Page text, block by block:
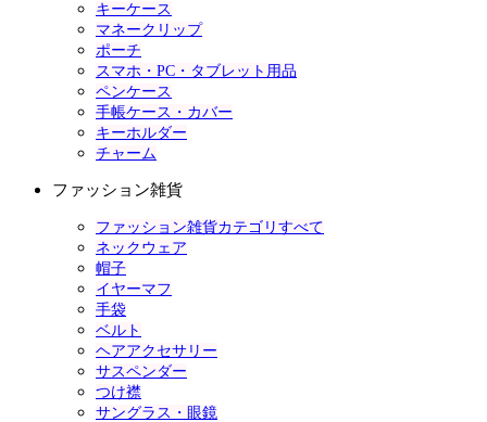
キーケース
マネークリップ
ポーチ
スマホ・PC・タブレット用品
ペンケース
手帳ケース・カバー
キーホルダー
チャーム
ファッション雑貨
ファッション雑貨カテゴリすべて
ネックウェア
帽子
イヤーマフ
手袋
ベルト
ヘアアクセサリー
サスペンダー
つけ襟
サングラス・眼鏡